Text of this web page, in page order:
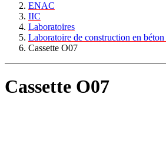
ENAC
IIC
Laboratoires
Laboratoire de construction en
Cassette O07
Cassette O07